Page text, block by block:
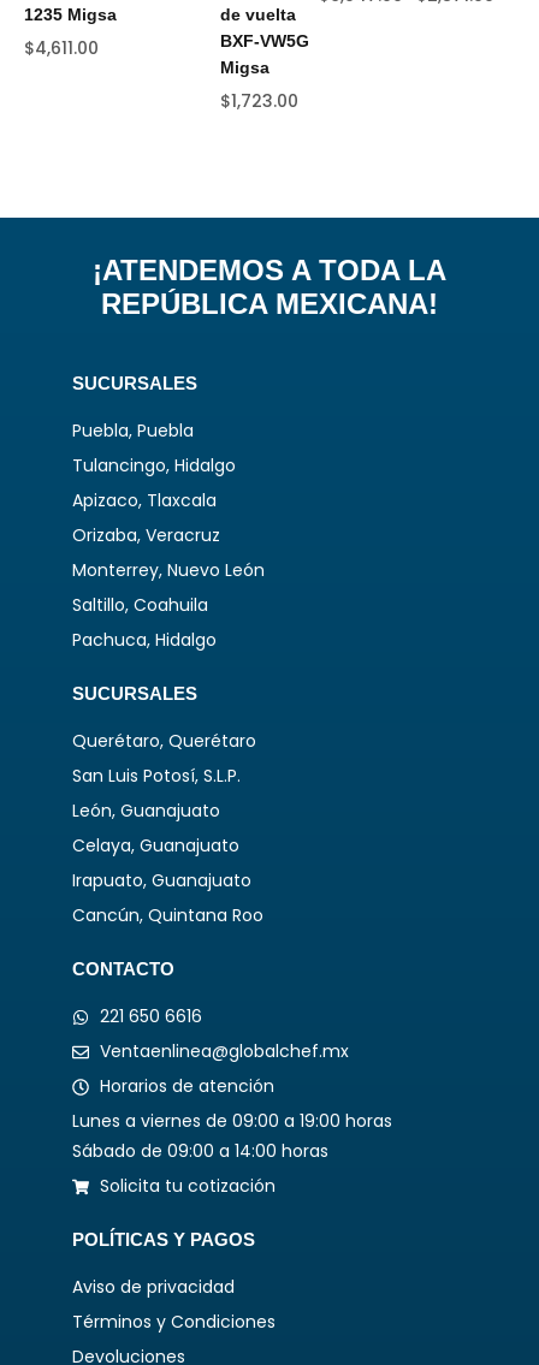
1235 Migsa
$4,611.00
de vuelta
BXF-VW5G
Migsa
$1,723.00
¡ATENDEMOS A TODA LA
REPÚBLICA MEXICANA!
SUCURSALES
Puebla, Puebla
Tulancingo, Hidalgo
Apizaco, Tlaxcala
Orizaba, Veracruz
Monterrey, Nuevo León
Saltillo, Coahuila
Pachuca, Hidalgo
SUCURSALES
Querétaro, Querétaro
San Luis Potosí, S.L.P.
León, Guanajuato
Celaya, Guanajuato
Irapuato, Guanajuato
Cancún, Quintana Roo
CONTACTO
221 650 6616
Ventaenlinea@globalchef.mx
Horarios de atención
Lunes a viernes de 09:00 a 19:00 horas
Sábado de 09:00 a 14:00 horas
Solicita tu cotización
POLÍTICAS Y PAGOS
Aviso de privacidad
Términos y Condiciones
Devoluciones